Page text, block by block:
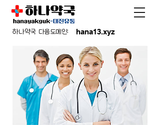
hana13.xyz
하나약국 다음도메인: